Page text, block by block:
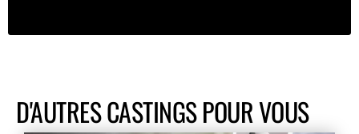
D'AUTRES CASTINGS POUR VOUS